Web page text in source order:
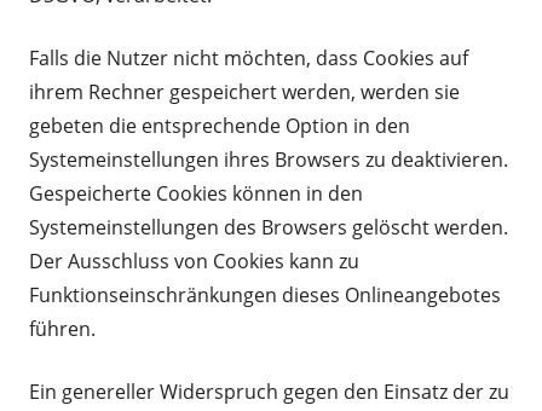
Falls die Nutzer nicht möchten, dass Cookies auf
ihrem Rechner gespeichert werden, werden sie
gebeten die entsprechende Option in den
Systemeinstellungen ihres Browsers zu deaktivieren.
Gespeicherte Cookies können in den
Systemeinstellungen des Browsers gelöscht werden.
Der Ausschluss von Cookies kann zu
Funktionseinschränkungen dieses Onlineangebotes
führen.
Ein genereller Widerspruch gegen den Einsatz der zu